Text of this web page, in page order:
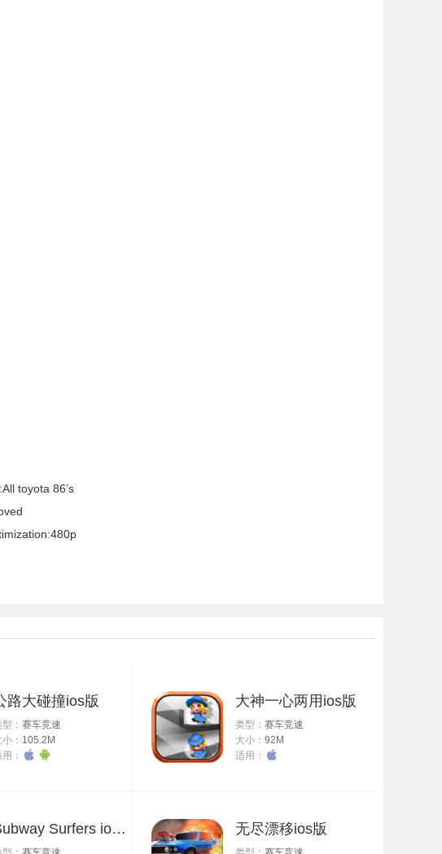
toyota 86’s
路大碰撞ios版
： 赛车竞速
： 105.2M
：
大神一心两用ios版
类型： 赛车竞速
大小： 92M
适用：
Subway Surfers ios版 无尽漂移ios版